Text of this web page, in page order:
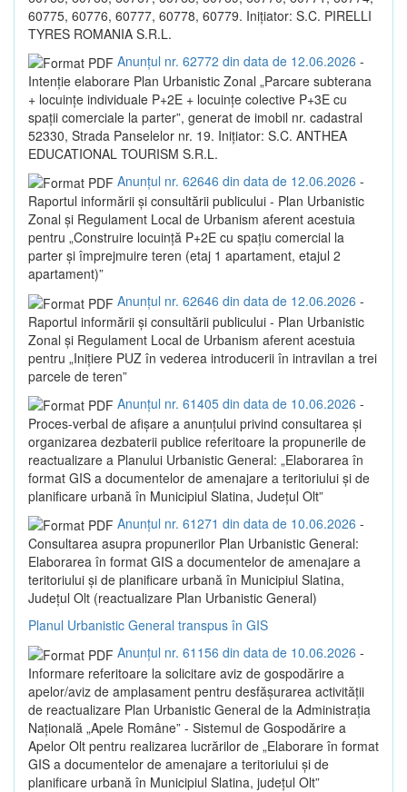
60775, 60776, 60777, 60778, 60779. Inițiator: S.C. PIRELLI
TYRES ROMANIA S.R.L.
Anunțul nr. 62772 din data de 12.06.2026 -
Intenție elaborare Plan Urbanistic Zonal „Parcare subterana
+ locuințe individuale P+2E + locuințe colective P+3E cu
spații comerciale la parter”, generat de imobil nr. cadastral
52330, Strada Panselelor nr. 19. Inițiator: S.C. ANTHEA
EDUCATIONAL TOURISM S.R.L.
Anunțul nr. 62646 din data de 12.06.2026 -
Raportul informării și consultării publicului - Plan Urbanistic
Zonal și Regulament Local de Urbanism aferent acestuia
pentru „Construire locuință P+2E cu spațiu comercial la
parter și împrejmuire teren (etaj 1 apartament, etajul 2
apartament)”
Anunțul nr. 62646 din data de 12.06.2026 -
Raportul informării și consultării publicului - Plan Urbanistic
Zonal și Regulament Local de Urbanism aferent acestuia
pentru „Inițiere PUZ în vederea introducerii în intravilan a trei
parcele de teren”
Anunțul nr. 61405 din data de 10.06.2026 -
Proces-verbal de afișare a anunțului privind consultarea și
organizarea dezbaterii publice referitoare la propunerile de
reactualizare a Planului Urbanistic General: „Elaborarea în
format GIS a documentelor de amenajare a teritoriului și de
planificare urbană în Municipiul Slatina, Județul Olt”
Anunțul nr. 61271 din data de 10.06.2026 -
Consultarea asupra propunerilor Plan Urbanistic General:
Elaborarea în format GIS a documentelor de amenajare a
teritoriului și de planificare urbană în Municipiul Slatina,
Județul Olt (reactualizare Plan Urbanistic General)
Planul Urbanistic General transpus în GIS
Anunțul nr. 61156 din data de 10.06.2026 -
Informare referitoare la solicitare aviz de gospodărire a
apelor/aviz de amplasament pentru desfășurarea activității
de reactualizare Plan Urbanistic General de la Administrația
Națională „Apele Române” - Sistemul de Gospodărire a
Apelor Olt pentru realizarea lucrărilor de „Elaborare în format
GIS a documentelor de amenajare a teritoriului și de
planificare urbană în Municipiul Slatina, județul Olt”